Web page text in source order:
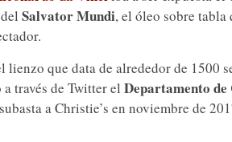
Salvator Mundi, el óleo sobre tabla
que data de alrededor de 1500
través de Twitter el Departamento
a Christie’s en noviembre de